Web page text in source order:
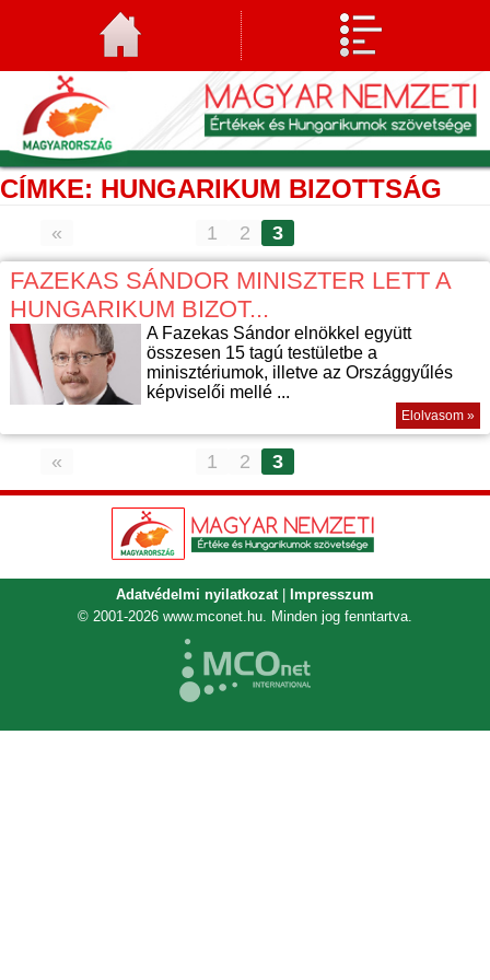
CÍMKE: HUNGARIKUM BIZOTTSÁG
« 1 2 3
FAZEKAS SÁNDOR MINISZTER LETT A
HUNGARIKUM BIZOT...
A Fazekas Sándor elnökkel együtt
összesen 15 tagú testületbe a
minisztériumok, illetve az Országgyűlés
képviselői mellé ...
Elolvasom »
« 1 2 3
Adatvédelmi nyilatkozat
Impresszum
© 2001-2026 www.mconet.hu . Minden jog fenntartva.